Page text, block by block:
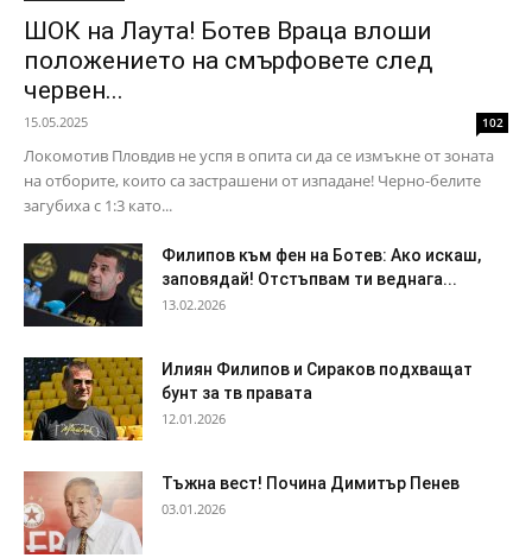
ШОК на Лаута! Ботев Враца влоши
положението на смърфовете след
червен...
15.05.2025 102
Локомотив Пловдив не успя в опита си да се измъкне от зоната
на отборите, които са застрашени от изпадане! Черно-белите
загубиха с 1:3 като...
Филипов към фен на Ботев: Ако искаш,
заповядай! Отстъпвам ти веднага...
13.02.2026
Илиян Филипов и Сираков подхващат
бунт за тв правата
12.01.2026
Тъжна вест! Почина Димитър Пенев
03.01.2026